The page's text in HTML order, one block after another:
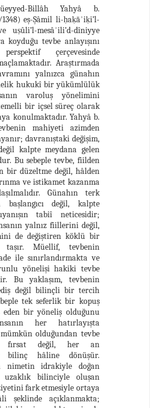
Billâh Yahyâ b.
eş-Şâmil li-ḥaḳāʾiḳi’l-
uṣûli’l-mesâʾili’d-dîniyye
koyduğu tevbe anlayışını
çerçevesinde
Araştırmada
yalnızca günahın
hukukî bir yükümlülük
varoluş yönelimini
bir içsel süreç olarak
konulmaktadır. Yahyâ b.
mahiyeti azimden
davranıştaki değişim,
kalpte meydana gelen
Bu sebeple tevbe, fiilden
bir düzeltme değil, hâlden
ve istikamet kazanma
Günahın terk
başlangıcı değil, kalpte
tabiî neticesidir;
yalnız fiillerini değil,
de değiştiren köklü bir
taşır. Müellif, tevbenin
ile sınırlandırmakta ve
yönelişi hakiki tevbe
Bu yaklaşım, tevbenin
değil bilinçli bir tercih
tek seferlik bir kopuş
bir yöneliş olduğunu
her hatırlayışta
olduğundan tevbe
fırsat değil, her an
bilinç hâline dönüşür.
nimetin idrakiyle doğan
bilinciyle oluşan
fark etmesiyle ortaya
şeklinde açıklanmakta;